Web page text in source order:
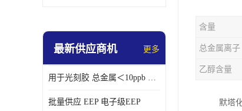
最新供应商机 更多
用于光刻胶 总金属＜10ppb 电子级EEP溶剂
批量供应 EEP 电子级EEP
含量
总金属离子
乙醇含量
默塔